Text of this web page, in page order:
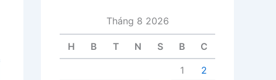
ế
Tháng 8 2026
H B T N S B C
1
2